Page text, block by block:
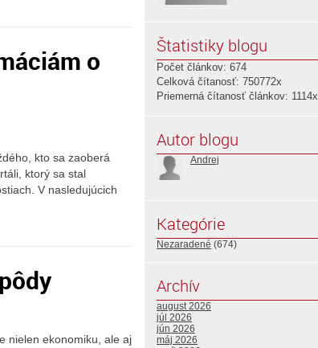
o
kto sa zaoberá
ktorý sa stal
V nasledujúcich
nielen ekonomiku, ale aj
Štatistiky blogu
Počet článkov: 674
Celková čítanosť: 750772x
Priemerná čítanosť článkov: 1114x
Autor blogu
Andrej
Kategórie
Nezaradené (674)
Archív
august 2026
júl 2026
jún 2026
máj 2026